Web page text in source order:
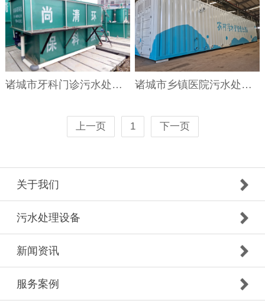
诸城市牙科门诊污水处理设备 诸城市乡镇医院污水处理设备
上一页 1 下一页
关于我们
污水处理设备
新闻资讯
服务案例